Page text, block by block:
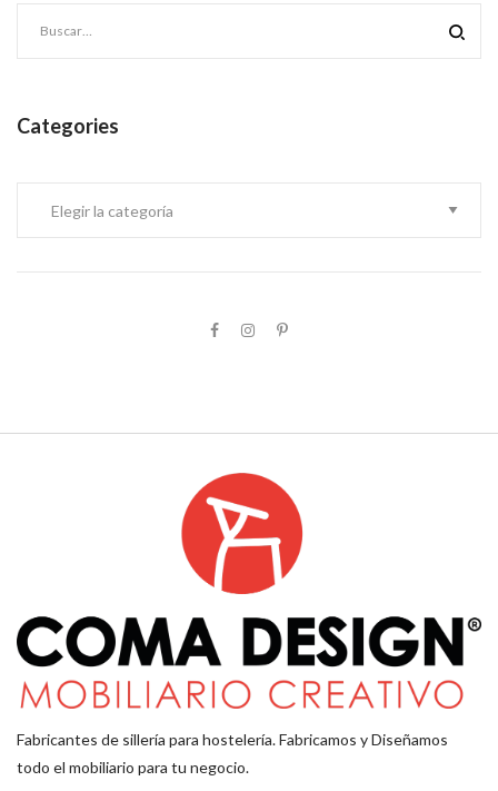
Categories
Categories
Fabricantes de sillería para hostelería. Fabricamos y Diseñamos
todo el mobiliario para tu negocio.